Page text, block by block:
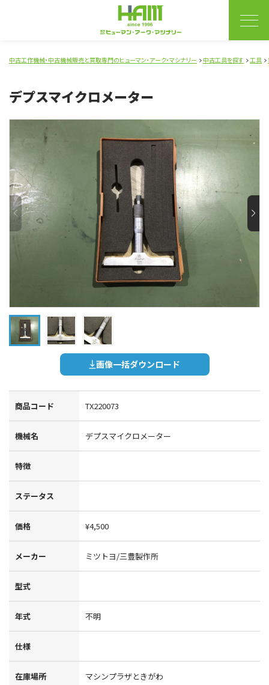
中古工作機械・中古機械販売と買取専門のヒューマン・アーク・マシナリー 中古工具を探す 工具
デプスマイクロメーター
画像一括ダウンロード
商品コード TX220073
機械名 デプスマイクロメーター
特徴
ステータス
価格 ¥4,500
メーカー ミツトヨ/三豊製作所
型式
年式 不明
仕様
在庫場所
マシンプラザときがわ